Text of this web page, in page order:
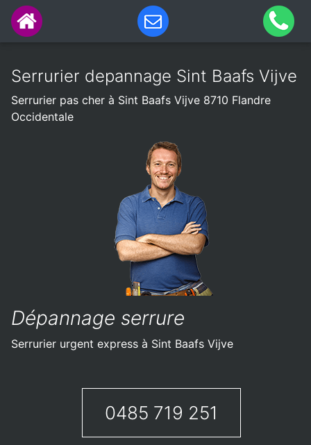
Serrurier depannage Sint Baafs Vijve
Serrurier pas cher à Sint Baafs Vijve 8710 Flandre
Occidentale
Dépannage serrure
Serrurier urgent express à Sint Baafs Vijve
0485 719 251